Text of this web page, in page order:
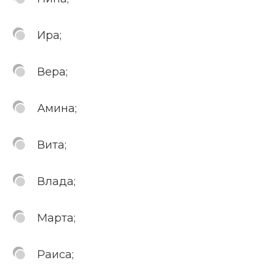
Ира;
Вера;
Амина;
Вита;
Влада;
Марта;
Раиса;